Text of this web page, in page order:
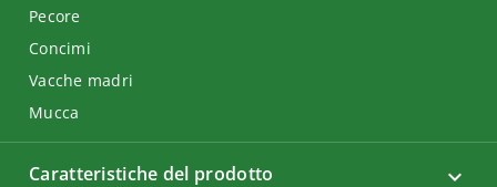
Pecore
Concimi
Vacche madri
Mucca
Caratteristiche del prodotto